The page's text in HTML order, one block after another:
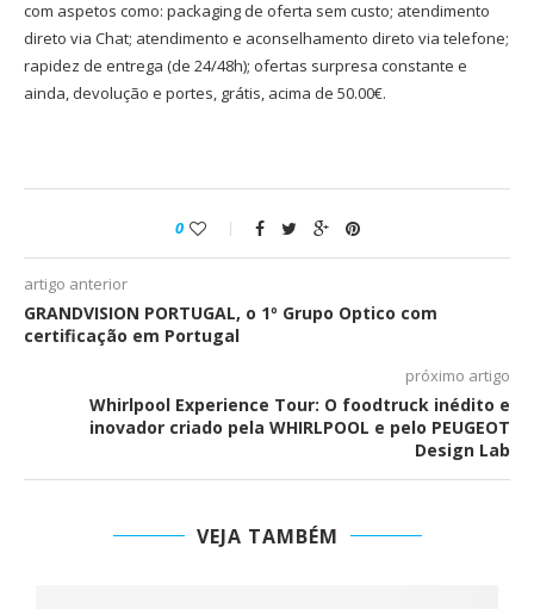
com aspetos como: packaging de oferta sem custo; atendimento
direto via Chat; atendimento e aconselhamento direto via telefone;
rapidez de entrega (de 24/48h); ofertas surpresa constante e
ainda, devolução e portes, grátis, acima de 50.00€.
0
artigo anterior
GRANDVISION PORTUGAL, o 1º Grupo Optico com
certificação em Portugal
próximo artigo
Whirlpool Experience Tour: O foodtruck inédito e
inovador criado pela WHIRLPOOL e pelo PEUGEOT
Design Lab
VEJA TAMBÉM